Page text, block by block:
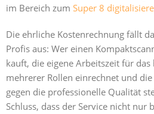
im Bereich zum Super 8
Die ehrliche Kostenrechnung fällt
Profis aus: Wer einen
kauft, die eigene Arbeitszeit für
mehrerer Rollen einrechnet und
gegen die professionelle Qualität
Schluss, dass der Service nicht nur